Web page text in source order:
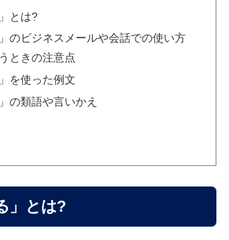
とは?
のビジネスメールや会話での使い方
ときの注意点
を使った例文
の類語や言いかえ
」とは?